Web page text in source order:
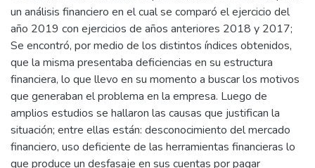
un análisis financiero en el cual se comparó el ejercicio del
año 2019 con ejercicios de años anteriores 2018 y 2017;
Se encontró, por medio de los distintos índices obtenidos,
que la misma presentaba deficiencias en su estructura
financiera, lo que llevo en su momento a buscar los motivos
que generaban el problema en la empresa. Luego de
amplios estudios se hallaron las causas que justifican la
situación; entre ellas están: desconocimiento del mercado
financiero, uso deficiente de las herramientas financieras lo
que produce un desfasaje en sus cuentas por pagar